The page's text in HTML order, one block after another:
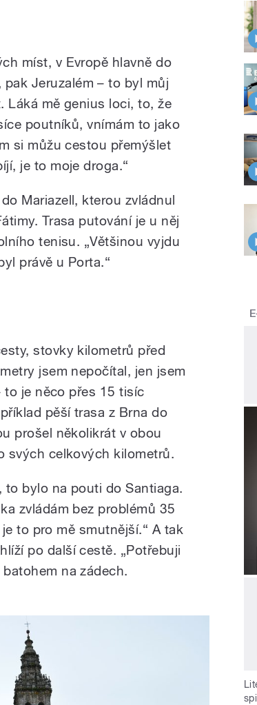
míst, v Evropě hlavně do
Jeruzalém – to byl můj
Láká mě genius loci, to, že
poutníků, vnímám to jako
si můžu cestou přemýšlet
je to moje droga.“
Mariazell, kterou zvládnul
Trasa putování je u něj
tenisu. „Většinou vyjdu
právě u Porta.“
stovky kilometrů před
jsem nepočítal, jen jsem
je něco přes 15 tisíc
pěší trasa z Brna do
prošel několikrát v obou
svých celkových kilometrů.
to bylo na pouti do Santiaga.
zvládám bez problémů 35
to pro mě smutnější.“ A tak
po další cestě. „Potřebuji
na zádech.